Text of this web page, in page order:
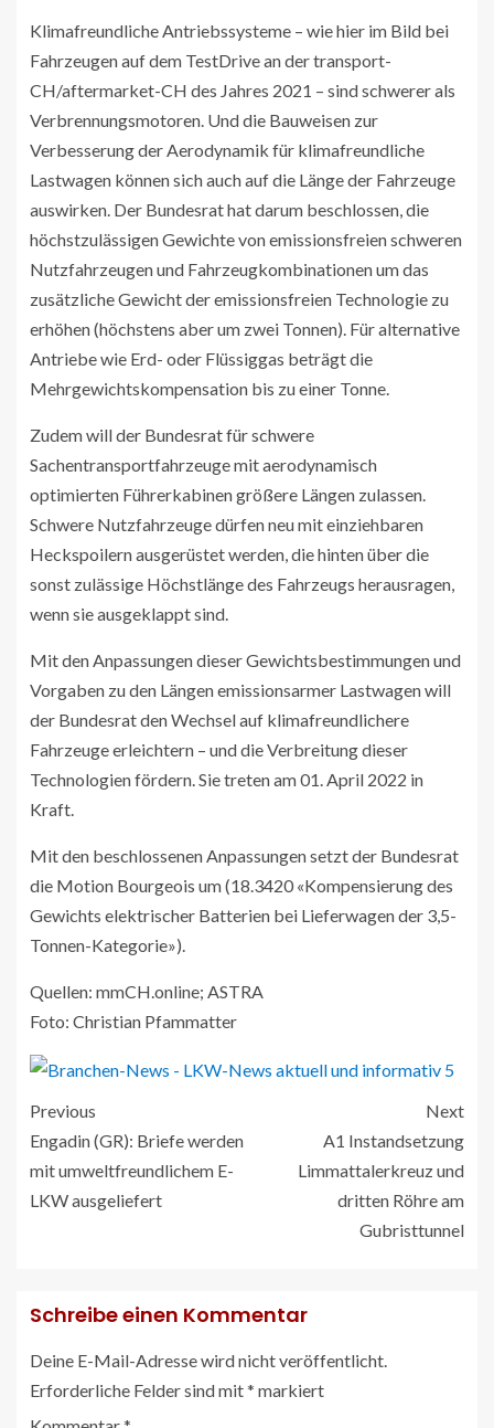
Klimafreundliche Antriebssysteme – wie hier im Bild bei
Fahrzeugen auf dem TestDrive an der transport-
CH/aftermarket-CH des Jahres 2021 – sind schwerer als
Verbrennungsmotoren. Und die Bauweisen zur
Verbesserung der Aerodynamik für klimafreundliche
Lastwagen können sich auch auf die Länge der Fahrzeuge
auswirken. Der Bundesrat hat darum beschlossen, die
höchstzulässigen Gewichte von emissionsfreien schweren
Nutzfahrzeugen und Fahrzeugkombinationen um das
zusätzliche Gewicht der emissionsfreien Technologie zu
erhöhen (höchstens aber um zwei Tonnen). Für alternative
Antriebe wie Erd- oder Flüssiggas beträgt die
Mehrgewichtskompensation bis zu einer Tonne.
Zudem will der Bundesrat für schwere
Sachentransportfahrzeuge mit aerodynamisch
optimierten Führerkabinen größere Längen zulassen.
Schwere Nutzfahrzeuge dürfen neu mit einziehbaren
Heckspoilern ausgerüstet werden, die hinten über die
sonst zulässige Höchstlänge des Fahrzeugs herausragen,
wenn sie ausgeklappt sind.
Mit den Anpassungen dieser Gewichtsbestimmungen und
Vorgaben zu den Längen emissionsarmer Lastwagen will
der Bundesrat den Wechsel auf klimafreundlichere
Fahrzeuge erleichtern – und die Verbreitung dieser
Technologien fördern. Sie treten am 01. April 2022 in
Kraft.
Mit den beschlossenen Anpassungen setzt der Bundesrat
die Motion Bourgeois um (18.3420 «Kompensierung des
Gewichts elektrischer Batterien bei Lieferwagen der 3,5-
Tonnen-Kategorie»).
Quellen: mmCH.online; ASTRA
Foto: Christian Pfammatter
Previous
Engadin (GR): Briefe werden
mit umweltfreundlichem E-
LKW ausgeliefert
Next
A1 Instandsetzung
Limmattalerkreuz und
dritten Röhre am
Gubristtunnel
Schreibe einen Kommentar
Deine E-Mail-Adresse wird nicht veröffentlicht.
Erforderliche Felder sind mit* markiert